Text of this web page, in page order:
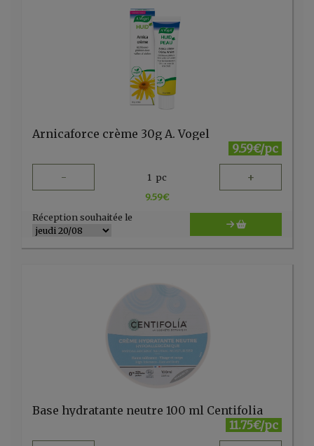
Arnicaforce crème 30g A. Vogel
9.59€/pc
- 1 pc +
9.59€
Réception souhaitée le
Base hydratante neutre 100 ml Centifolia
11.75€/pc